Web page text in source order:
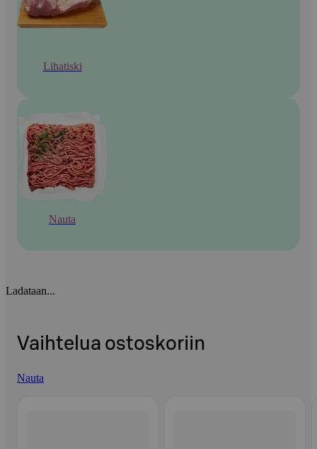
Lihatiski
Nauta
Ladataan...
Vaihtelua ostoskoriin
Nauta